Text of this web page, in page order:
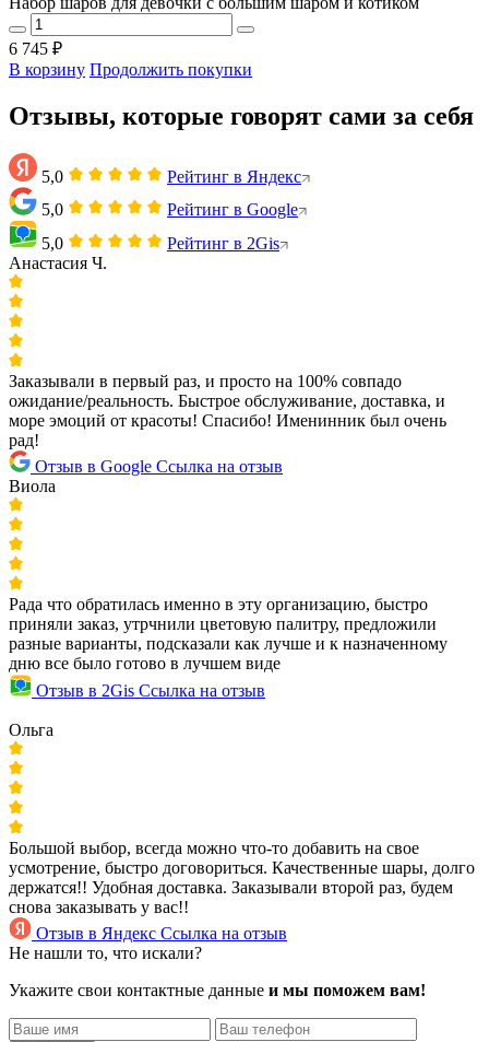
6 745 ₽
В корзину Продолжить покупки
Отзывы, которые говорят сами за себя
5,0
Рейтинг в Яндекс
5,0
Рейтинг в Google
5,0
Рейтинг в 2Gis
Анастасия Ч.
Заказывали в первый раз, и просто на 100% совпадо
ожидание/реальность. Быстрое обслуживание, доставка, и
море эмоций от красоты! Спасибо! Именинник был очень
рад!
Отзыв в Google Ссылка на отзыв
Виола
Рада что обратилась именно в эту организацию, быстро
приняли заказ, утрчнили цветовую палитру, предложили
разные варианты, подсказали как лучше и к назначенному
дню все было готово в лучшем виде
Отзыв в 2Gis Ссылка на отзыв
Ольга
Большой выбор, всегда можно что-то добавить на свое
усмотрение, быстро договориться. Качественные шары, долго
держатся!! Удобная доставка. Заказывали второй раз, будем
снова заказывать у вас!!
Отзыв в Яндекс Ссылка на отзыв
Не нашли то, что искали?
Укажите свои контактные данные и мы поможем вам!